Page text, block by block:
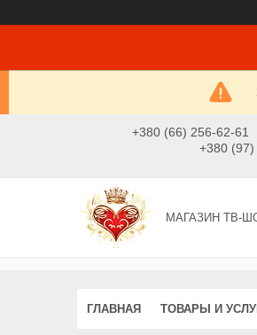
+380 (66) 256-62-61
+380 (97)
МАГАЗИН ТВ-
ГЛАВНАЯ ТОВАРЫ И